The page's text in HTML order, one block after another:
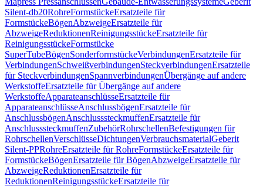
Silent-db20RohreFormstückeErsatzteile für
FormstückeBögenAbzweigeErsatzteile für
AbzweigeReduktionenReinigungsstückeErsatzteile für
ReinigungsstückeFormstücke
SuperTubeBögenSonderformstückeVerbindungenErsatzteile für
VerbindungenSchweißverbindungenSteckverbindungenErsatzteile
für SteckverbindungenSpannverbindungenÜbergänge auf andere
WerkstoffeErsatzteile für Übergänge auf andere
WerkstoffeApparateanschlüsseErsatzteile für
ApparateanschlüsseAnschlussbögenErsatzteile für
AnschlussbögenAnschlusssteckmuffenErsatzteile für
AnschlusssteckmuffenZubehörRohrschellenBefestigungen für
RohrschellenVerschlüsseDichtungenVerbrauchsmaterialGeberit
Silent-PPRohreErsatzteile für RohreFormstückeErsatzteile für
FormstückeBögenErsatzteile für BögenAbzweigeErsatzteile für
AbzweigeReduktionenErsatzteile für
ReduktionenReinigungsstückeErsatzteile für